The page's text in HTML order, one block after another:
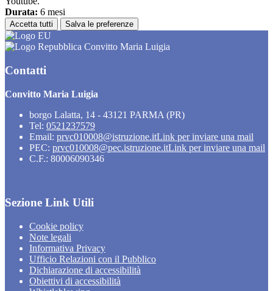
Durata: 6 mesi
Accetta tutti Salva le preferenze
Convitto Maria Luigia
Contatti
Convitto Maria Luigia
borgo Lalatta, 14 - 43121 PARMA (PR)
Tel: 0521237579
Email: prvc010008@istruzione.itLink per inviare una mail
PEC: prvc010008@pec.istruzione.itLink per inviare una mail
C.F.: 80006090346
Sezione Link Utili
Cookie policy
Note legali
Informativa Privacy
Ufficio Relazioni con il Pubblico
Dichiarazione di accessibilità
Obiettivi di accessibilità